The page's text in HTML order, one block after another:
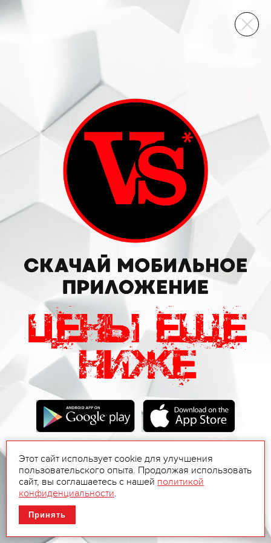
ВИННЫЙ СКЛАД
Этот сайт использует cookie для улучшения
пользовательского опыта. Продолжая использовать
сайт, вы соглашаетесь с нашей политикой
конфиденциальности.
Принять